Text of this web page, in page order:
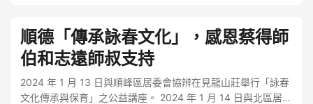
順德「傳承詠春文化」，感恩蔡得師
伯和志遠師叔支持
2024 年 1 月 13 日與順峰區居委會協辨在見龍山莊舉行「詠春
文化傳承與保育」之公益講座。 2024 年 1 月 14 日與北區居委